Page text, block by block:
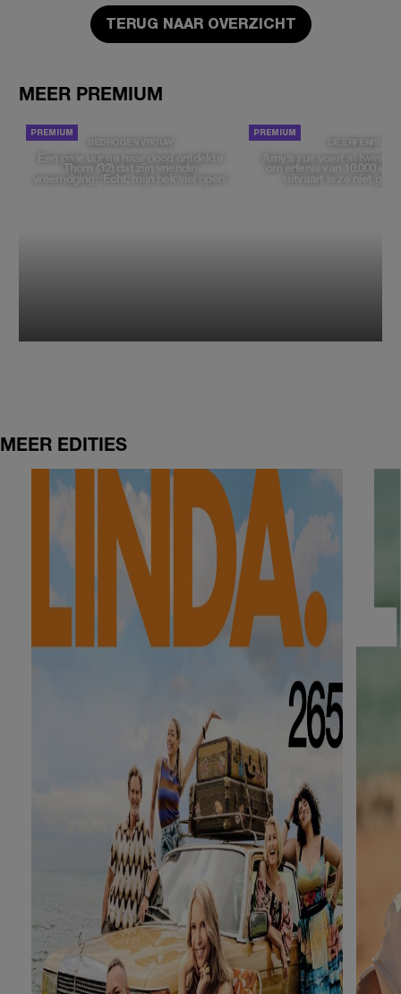
TERUG NAAR OVERZICHT
MEER PREMIUM
BEDROGEN VROUW
Een paar uur na haar dood ontdekte
Thom (32) dat zijn vriendin
vreemdging: 'Echt, mijn bek viel open'
DE ERFENIS
Amy’s zus voert al twintig
om erfenis van 10.000
uitvaart is ze niet
MEER EDITIES